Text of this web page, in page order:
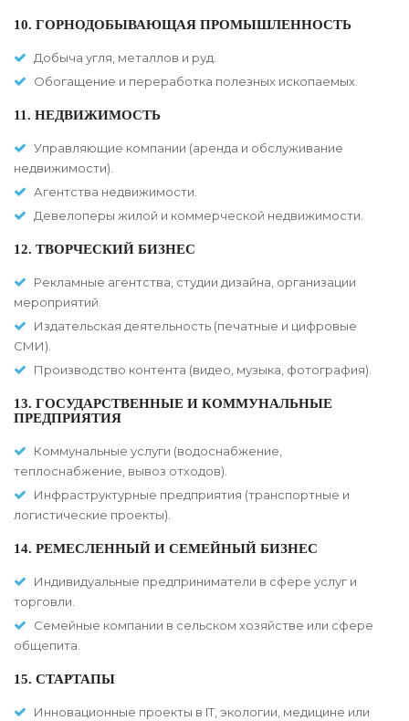
10. ГОРНОДОБЫВАЮЩАЯ ПРОМЫШЛЕННОСТЬ
Добыча угля, металлов и руд.
Обогащение и переработка полезных ископаемых.
11. НЕДВИЖИМОСТЬ
Управляющие компании (аренда и обслуживание
недвижимости).
Агентства недвижимости.
Девелоперы жилой и коммерческой недвижимости.
12. ТВОРЧЕСКИЙ БИЗНЕС
Рекламные агентства, студии дизайна, организации
мероприятий.
Издательская деятельность (печатные и цифровые
СМИ).
Производство контента (видео, музыка, фотография).
13. ГОСУДАРСТВЕННЫЕ И КОММУНАЛЬНЫЕ
ПРЕДПРИЯТИЯ
Коммунальные услуги (водоснабжение,
теплоснабжение, вывоз отходов).
Инфраструктурные предприятия (транспортные и
логистические проекты).
14. РЕМЕСЛЕННЫЙ И СЕМЕЙНЫЙ БИЗНЕС
Индивидуальные предприниматели в сфере услуг и
торговли.
Семейные компании в сельском хозяйстве или сфере
общепита.
15. СТАРТАПЫ
Инновационные проекты в IT, экологии, медицине или